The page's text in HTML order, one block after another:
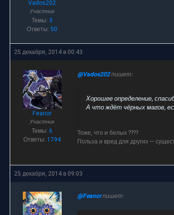
Vados202
Участник
Темы: 3
Ответы: 50
25 декабря, 2014 в 00:43
Feanor
Участник
Темы: 6
Ответы: 1794
@Vados202пишет:
Хорошее определение,
А что ждёт чёрных магов,
Тоже, что и белых ????
Польза и вред для других —
25 декабря, 2014 в 09:03
@Feanorпишет: